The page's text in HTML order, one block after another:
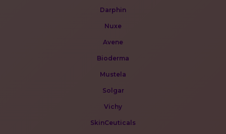
Darphin
Nuxe
Avene
Bioderma
Mustela
Solgar
Vichy
SkinCeuticals